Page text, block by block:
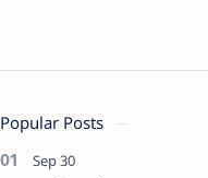
Popular Posts